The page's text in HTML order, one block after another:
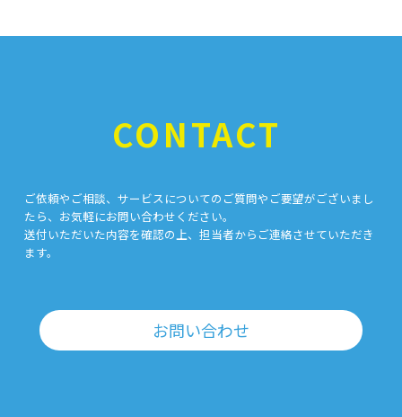
CONTACT
ご依頼やご相談、サービスについてのご質問やご要望がございまし
たら、お気軽にお問い合わせください。
送付いただいた内容を確認の上、担当者からご連絡させていただき
ます。
お問い合わせ